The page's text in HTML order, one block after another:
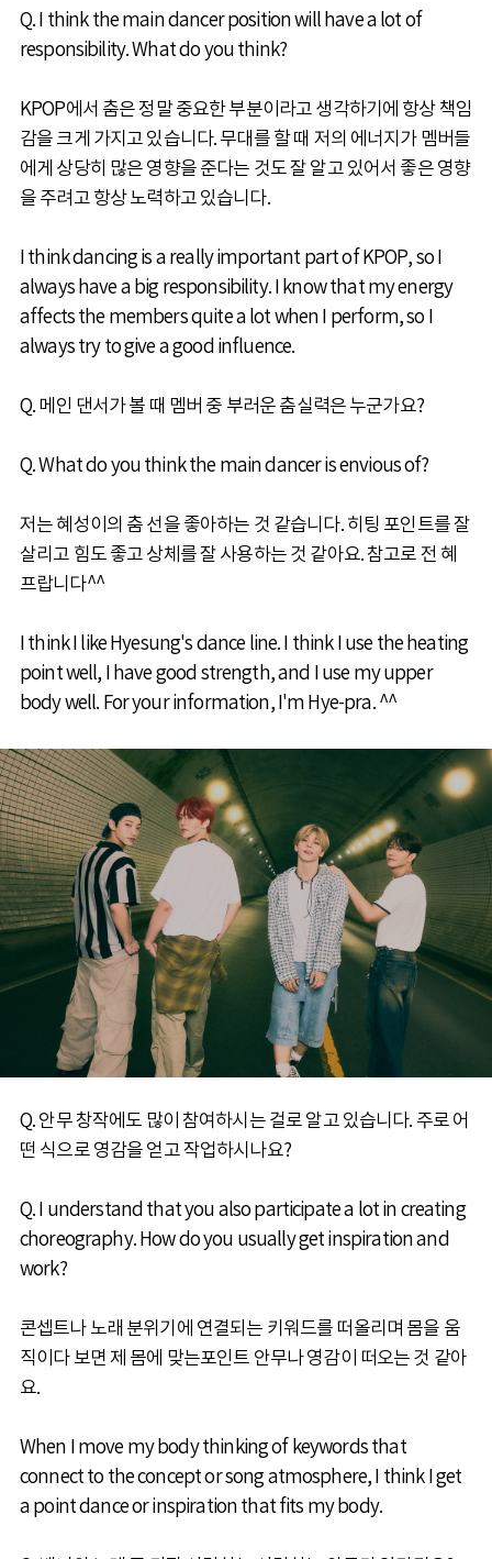
Q. I think the main dancer position will have a lot of
responsibility. What do you think?
KPOP에서 춤은 정말 중요한 부분이라고 생각하기에 항상 책임
감을 크게 가지고 있습니다. 무대를 할 때 저의 에너지가 멤버들
에게 상당히 많은 영향을 준다는 것도 잘 알고 있어서 좋은 영향
을 주려고 항상 노력하고 있습니다.
I think dancing is a really important part of KPOP, so I
always have a big responsibility. I know that my energy
affects the members quite a lot when I perform, so I
always try to give a good influence.
Q. 메인 댄서가 볼 때 멤버 중 부러운 춤실력은 누군가요?
Q. What do you think the main dancer is envious of?
저는 혜성이의 춤 선을 좋아하는 것 같습니다. 히팅 포인트를 잘
살리고 힘도 좋고 상체를 잘 사용하는 것 같아요. 참고로 전 혜
프랍니다^^
I think I like Hyesung's dance line. I think I use the heating
point well, I have good strength, and I use my upper
body well. For your information, I'm Hye-pra. ^^
Q. 안무 창작에도 많이 참여하시는 걸로 알고 있습니다. 주로 어
떤 식으로 영감을 얻고 작업하시나요?
Q. I understand that you also participate a lot in creating
choreography. How do you usually get inspiration and
work?
콘셉트나 노래 분위기에 연결되는 키워드를 떠올리며 몸을 움
직이다 보면 제 몸에 맞는포인트 안무나 영감이 떠오는 것 같아
요.
When I move my body thinking of keywords that
connect to the concept or song atmosphere, I think I get
a point dance or inspiration that fits my body.